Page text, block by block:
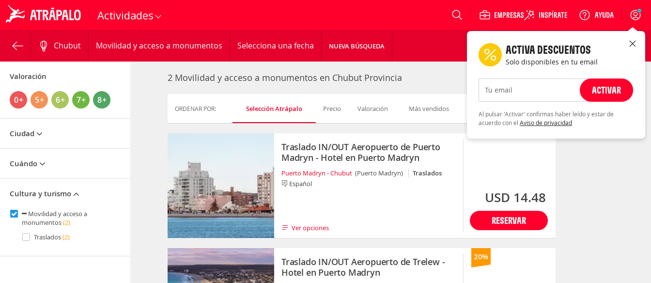
Actividades Login
Chubut Movilidad y acceso a monumentos Selecciona una fecha NUEVA BÚSQUEDA
Valoración
0+ 5+ 6+ 7+ 8+
Ciudad
Cuándo
Cultura y turismo
Movilidad y acceso a
monumentos(2)
Traslados(2)
2 Movilidad y acceso a monumentos en Chubut Provincia
ORDENAR POR: Selección Atrápalo Precio Valoración Más vendidos
Traslado IN/OUT Aeropuerto de Puerto
Madryn - Hotel en Puerto Madryn
Puerto Madryn - Chubut (Puerto Madryn)
Traslados
Español
Ver opciones
RESERVAR
USD 14.48
20%
Traslado IN/OUT Aeropuerto de Trelew -
Hotel en Puerto Madryn
ACTIVA DESCUENTOS
Solo disponibles en tu email
Tu email ACTIVAR
Al pulsar 'Activar' confirmas haber leído y estar de
acuerdo con el Aviso de privacidad